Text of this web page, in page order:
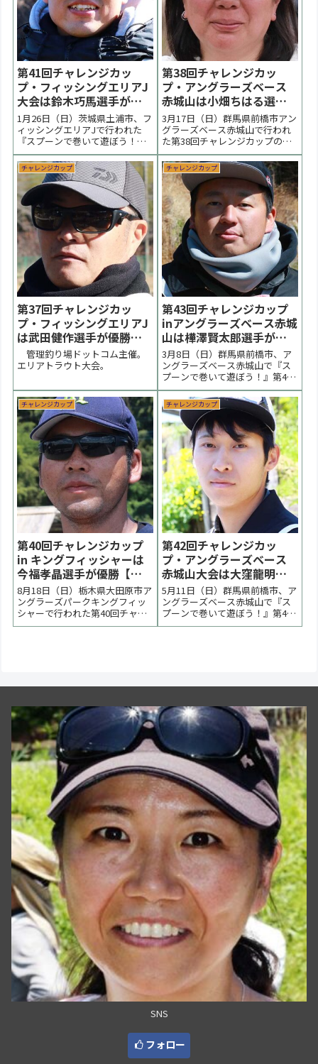
第41回チャレンジカッ
プ・フィッシングエリアJ
大会は鈴木巧馬選手が優
勝【大会結果】
1月26日（日）茨城県土浦市、フ
ィッシングエリアJで行われた
『スプーンで巻いて遊ぼう！』
第41回チャレンジカップの大会
の様子をまとめています。朝の
気温0℃と氷点下の冷え込みで難
しいコンディションになりまし
た。水温が上がりだした昼過ぎ
に強気色のスプーン中心に攻め
た鈴木巧馬選手が優勝...
第38回チャレンジカッ
プ・アングラーズベース
赤城山は小畑ちはる選手
が優勝【大会結果】
3月17日（日）群馬県前橋市アン
グラーズベース赤城山で行われ
た第38回チャレンジカップの様
子をまとめています。朝の気温
7℃、水温8℃。前日からの暖気
で池はターンオーバー気味。難
しいコンディションの試合にな
りました。優勝は小畑ちはる選
手でした。 < 前の大会 チャレン
ジカップ 次の...
チャレンジカップ
第37回チャレンジカッ
プ・フィッシングエリアJ
は武田健作選手が優勝
【大会結果】
管理釣り場ドットコム主催。
エリアトラウト大会。
チャレンジカップ
第43回チャレンジカップ
inアングラーズベース赤城
山は樺澤賢太郎選手が優
勝【大会結果】
3月8日（日）群馬県前橋市、ア
ングラーズベース赤城山で『ス
プーンで巻いて遊ぼう！』第43
回チャレンジカップの大会の様
子をまとめています。雪代の影
響で水温が上がらない１日でし
た。決勝はボトムを探る展開と
なり樺澤賢太郎選手が優勝しま
した。 < 前の大会 チャレンジカ
ップ 次の大会 >...
チャレンジカップ
第40回チャレンジカップ
in キングフィッシャーは
今福孝晶選手が優勝【大
会結果】
8月18日（日）栃木県大田原市ア
ングラーズパークキングフィッ
シャーで行われた第40回チャレ
ンジカップの大会の様子をまと
チャレンジカップ
第42回チャレンジカッ
プ・アングラーズベース
赤城山大会は大窪龍明選
手が優勝【大会速報】
5月11日（日）群馬県前橋市、ア
ングラーズベース赤城山で『ス
プーンで巻いて遊ぼう！』第42
回チャレンジカップの大会の様
SNS
フォロー